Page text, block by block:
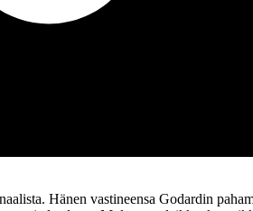
Hänen vastineensa Godardin